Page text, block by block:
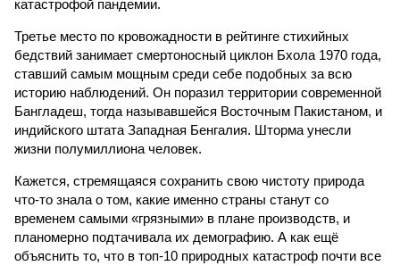
катастрофой пандемии.
Третье место по кровожадности в рейтинге стихийных
бедствий занимает смертоносный циклон Бхола 1970 года,
ставший самым мощным среди себе подобных за всю
историю наблюдений. Он поразил территории современной
Бангладеш, тогда называвшейся Восточным Пакистаном, и
индийского штата Западная Бенгалия. Шторма унесли
жизни полумиллиона человек.
Кажется, стремящаяся сохранить свою чистоту природа
что-то знала о том, какие именно страны станут со
временем самыми «грязными» в плане производств, и
планомерно подтачивала их демографию. А как ещё
объяснить то, что в топ-10 природных катастроф почти все